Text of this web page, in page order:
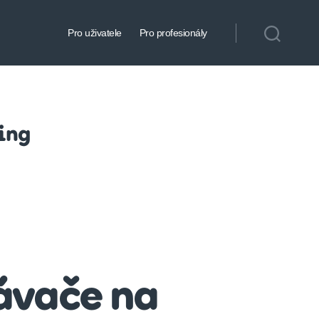
Pro uživatele Pro profesionály
na